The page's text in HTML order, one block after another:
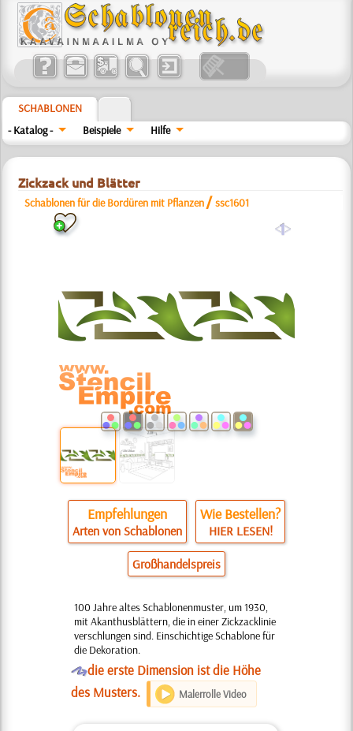
SCHABLONEN
- Katalog -
Beispiele Hilfe
Zickzack und Blätter
Schablonen für die Bordüren mit Pflanzen /ssc1601
a
Empfehlungen
Arten von Schablonen
Wie Bestellen?
HIER LESEN!
Großhandelspreis
100 Jahre altes Schablonenmuster, um 1930,
mit Akanthusblättern, die in einer Zickzacklinie
verschlungen sind. Einschichtige Schablone für
die Dekoration.
Odie erste Dimension ist die Höhe
des Musters.
Malerrolle Video